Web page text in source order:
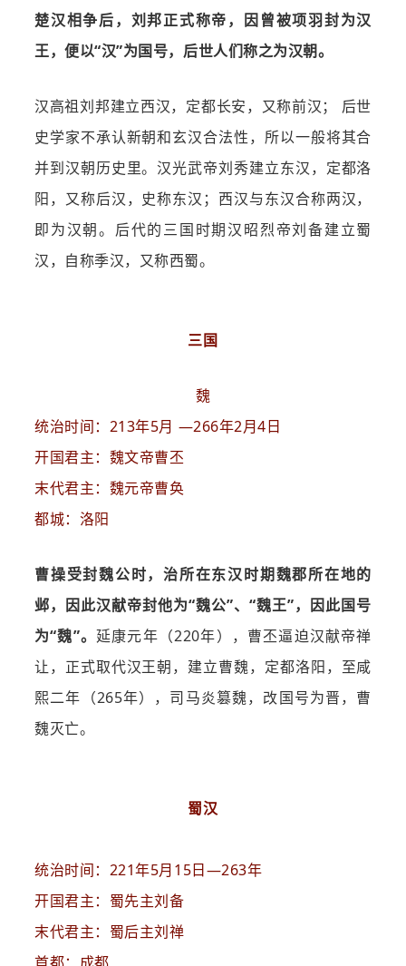
楚汉相争后，刘邦正式称帝，因曾被项羽封为汉
王，便以“汉”为国号，后世人们称之为汉朝。
汉高祖刘邦建立西汉，定都长安，又称前汉； 后世
史学家不承认新朝和玄汉合法性，所以一般将其合
并到汉朝历史里。汉光武帝刘秀建立东汉，定都洛
阳，又称后汉，史称东汉；西汉与东汉合称两汉，
即为汉朝。后代的三国时期汉昭烈帝刘备建立蜀
汉，自称季汉，又称西蜀。
三国
魏
统治时间：213年5月 —266年2月4日
开国君主：魏文帝曹丕
末代君主：魏元帝曹奂
都城：洛阳
曹操受封魏公时，治所在东汉时期魏郡所在地的
邺，因此汉献帝封他为“魏公”、“魏王”，因此国号
为“魏”。延康元年（220年），曹丕逼迫汉献帝禅
让，正式取代汉王朝，建立曹魏，定都洛阳，至咸
熙二年（265年），司马炎篡魏，改国号为晋，曹
魏灭亡。
蜀汉
统治时间：221年5月15日—263年
开国君主：蜀先主刘备
末代君主：蜀后主刘禅